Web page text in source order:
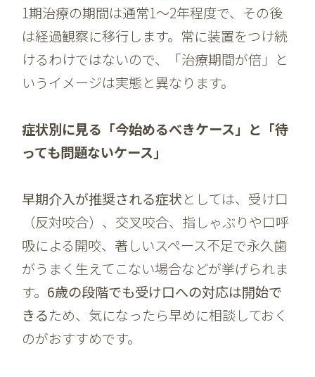
1期治療の期間は通常1〜2年程度で、その後
は経過観察に移行します。常に装置をつけ続
けるわけではないので、「治療期間が倍」と
いうイメージは実態と異なります。
症状別に見る「今始めるべきケース」と「待
っても問題ないケース」
早期介入が推奨される症状としては、受け口
（反対咬合）、交叉咬合、指しゃぶりや口呼
吸による開咬、著しいスペース不足で永久歯
がうまく生えてこない場合などが挙げられま
す。 6歳の段階でも受け口への対応は開始で
きるため、気になったら早めに相談しておく
のがおすすめです。